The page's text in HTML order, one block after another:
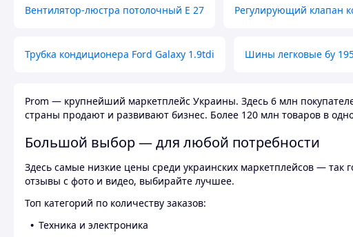
Вентилятор-люстра потолочный E 27 Регулирующий клапан
Трубка кондиционера Ford Galaxy 1.9tdi Шины легковые бу
Prom — крупнейший маркетплейс Украины. Здесь 6 млн
страны продают и развивают бизнес. Более 120 млн товаров в
Большой выбор — для любой потребности
Здесь самые низкие цены среди украинских маркетплейсов — так
отзывы с фото и видео, выбирайте лучшее.
Топ категорий по количеству заказов:
Техника и электроника